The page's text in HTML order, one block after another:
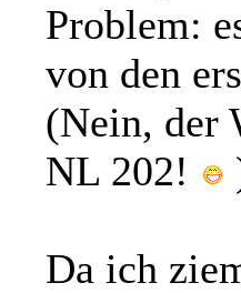
Problem:
von den
(Nein, der
NL 202!
Da ich